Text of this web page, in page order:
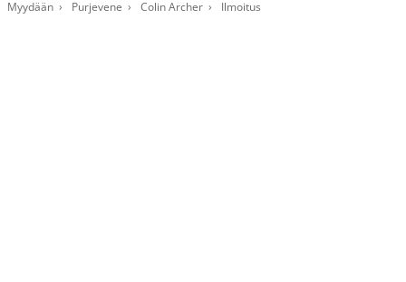
Myydään Purjevene Colin Archer Ilmoitus